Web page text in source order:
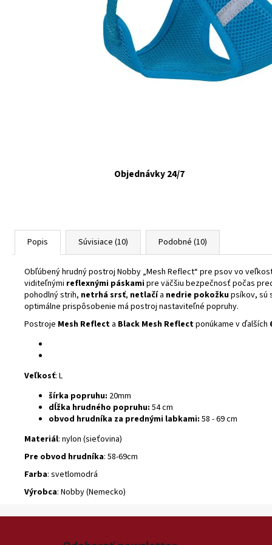
Objednávky 24/7
Popis Súvisiace (10) Podobné (10)
Obľúbený hrudný postroj Nobby „Mesh Reflect“ pre psov vo
viditeľnými reflexnými páskamipre väčšiu bezpečnosť počas
pohodlný strih, netrhá srsť, netlačía nedrie pokožkupsíkov, sú
optimálne prispôsobenie má postroj nastaviteľné popruhy.
Postroje Mesh Reflect a Black Mesh Reflectponúkame v ďalších
Veľkosť: L
šírka popruhu: 20mm
dĺžka hrudného popruhu: 54 cm
obvod hrudníka za prednými labkami: 58 - 69 cm
Materiál: nylon (sieťovina)
Pre obvod hrudníka: 58-69cm
Farba: svetlomodrá
Výrobca: Nobby (Nemecko)
Z